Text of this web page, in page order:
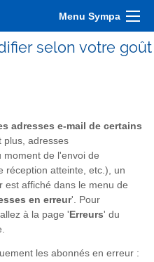
Menu Sympa
selon votre goût
adresses e-mail de certains
plus, adresses
moment de l'envoi de
réception atteinte, etc.), un
est affiché dans le menu de
en erreur'. Pour
à la page 'Erreurs' du
les abonnés en erreur :